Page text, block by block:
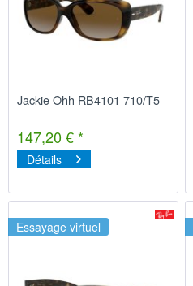
Jackie Ohh RB4101 710/T5
147,20 € *
Détails
Essayage virtuel